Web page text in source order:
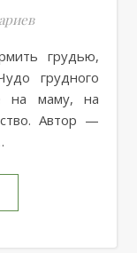
грудного
на маму, на
Автор —